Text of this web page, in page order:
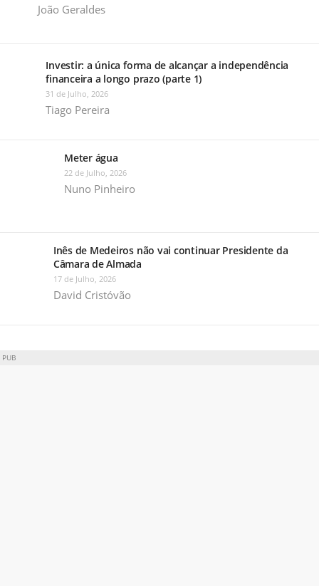
João Geraldes
Investir: a única forma de alcançar a independência
financeira a longo prazo (parte 1)
31 de Julho, 2026
Tiago Pereira
Meter água
22 de Julho, 2026
Nuno Pinheiro
Inês de Medeiros não vai continuar Presidente da
Câmara de Almada
17 de Julho, 2026
David Cristóvão
PUB